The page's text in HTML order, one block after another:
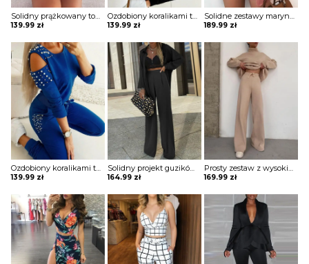
Solidny prążkowany top i spódnice sukienka Norica
139.99 zł
Ozdobiony koralikami top i spodnie z odkrytymi ramionami komplet SaraAnn
139.99 zł
Solidne zestawy marynarki i szortów z topem guzikami komplet Yvane
189.99 zł
Ozdobiony koralikami top i spodnie z odkrytymi ramionami komplet SaraAnn
139.99 zł
Solidny projekt guzików codzienny top i zestawy spodni z wysokim stanem komplet Yen
164.99 zł
Prosty zestaw z wysokim dekoltem i szerokimi nogawkami ze sznurkiem komplet Lorita
169.99 zł